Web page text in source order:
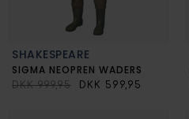
SHAKESPEARE
SIGMA NEOPREN WADERS
DKK 999,95 DKK 599,95